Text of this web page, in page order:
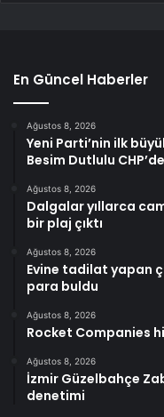
En Güncel Haberler
Ağustos 8, 2026
Yeni Parti’nin ilk
Besim Dutlulu
Ağustos 8, 2026
Dalgalar yıllarca
bir plaj çıktı
Ağustos 8, 2026
Evine tadilat yapan
para buldu
Ağustos 8, 2026
Rocket Companies
Ağustos 8, 2026
İzmir Güzelbahçe
denetimi